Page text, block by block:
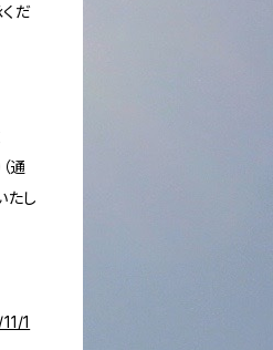
だ
通
たし
1